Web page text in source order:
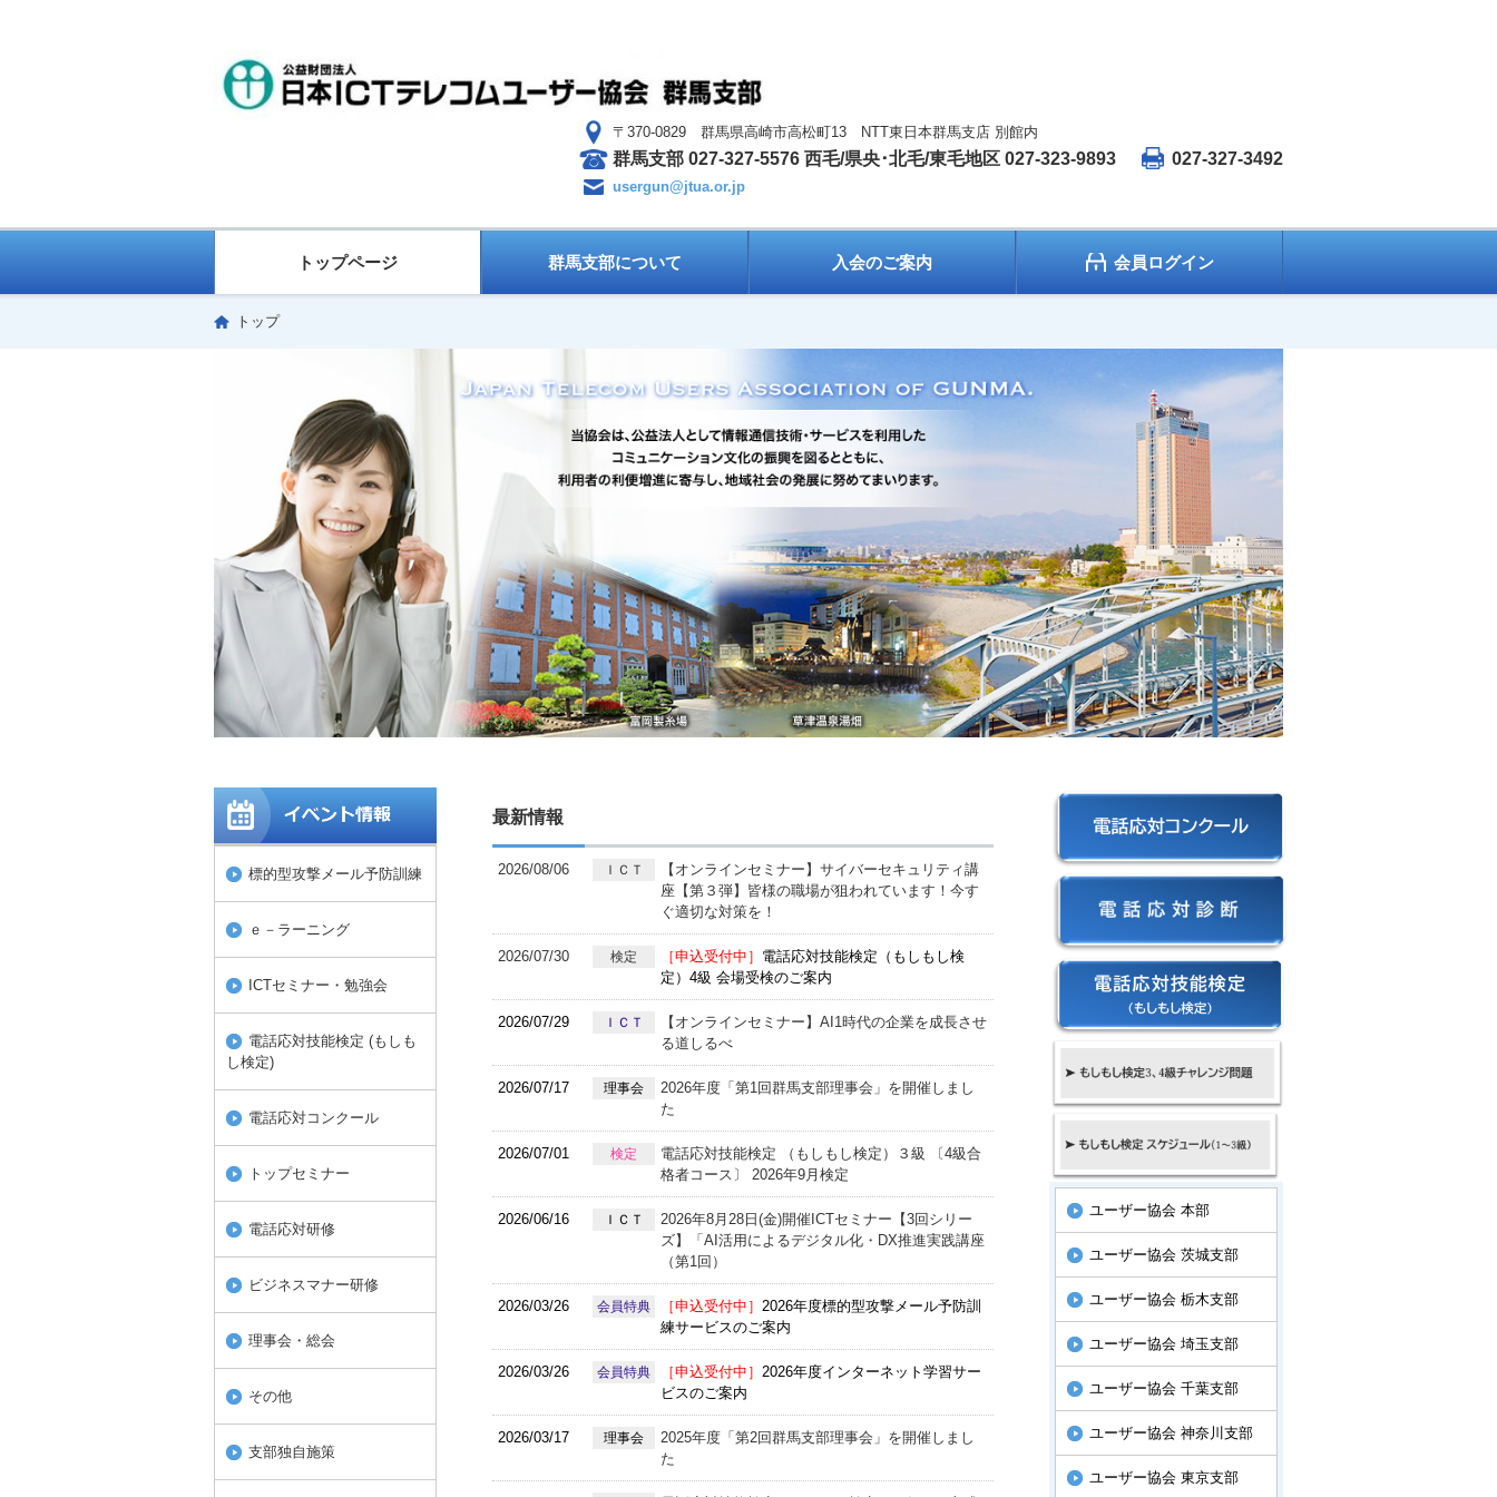
〒370-0829 群馬県高崎市高松町13 NTT東日本群馬支店 別館内
群馬支部 027-327-5576 西毛/県央･北毛/東毛地区 027-323-9893 027-327-3492
usergun@jtua.or.jp
トップページ 群馬支部について 入会のご案内 会員ログイン
トップ
標的型攻撃メール予防訓練
ｅ－ラーニング
ICTセミナー・勉強会
電話応対技能検定 (もしも
し検定)
電話応対コンクール
トップセミナー
電話応対研修
ビジネスマナー研修
理事会・総会
その他
支部独自施策
最新情報
2026/08/06 ＩＣＴ
【オンラインセミナー】サイバーセキュリティ講
座【第３弾】皆様の職場が狙われています！今す
ぐ適切な対策を！
2026/07/30 検定 ［申込受付中］ 電話応対技能検定（もしもし検
定）4級 会場受検のご案内
2026/07/29 ＩＣＴ
【オンラインセミナー】AI1時代の企業を成長させ
る道しるべ
2026/07/17 理事会
2026年度「第1回群馬支部理事会」を開催しまし
た
2026/07/01 検定
電話応対技能検定 （もしもし検定）３級 〔4級合
格者コース〕 2026年9月検定
2026/06/16 ＩＣＴ
2026年8月28日(金)開催ICTセミナー【3回シリー
ズ】「AI活用によるデジタル化・DX推進実践講座
（第1回）
2026/03/26 会員特典 ［申込受付中］ 2026年度標的型攻撃メール予防訓
練サービスのご案内
2026/03/26 会員特典 ［申込受付中］ 2026年度インターネット学習サー
ビスのご案内
2026/03/17 理事会
2025年度「第2回群馬支部理事会」を開催しまし
た
ユーザー協会 本部
ユーザー協会 茨城支部
ユーザー協会 栃木支部
ユーザー協会 埼玉支部
ユーザー協会 千葉支部
ユーザー協会 神奈川支部
ユーザー協会 東京支部